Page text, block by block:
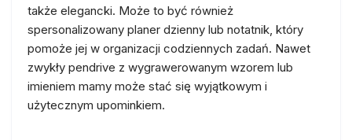
także elegancki. Może to być również
spersonalizowany planer dzienny lub notatnik, który
pomoże jej w organizacji codziennych zadań. Nawet
zwykły pendrive z wygrawerowanym wzorem lub
imieniem mamy może stać się wyjątkowym i
użytecznym upominkiem.